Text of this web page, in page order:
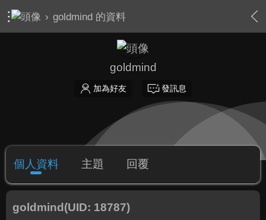
› goldmind 的資料
goldmind
加為好友 發訊息
個人資料 主題 回覆
goldmind (UID: 18787)